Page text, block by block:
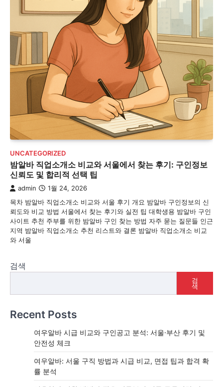
UNCATEGORIZED
밤알바 직업소개소 비교와 서울에서 찾는 후기: 구인정보
신뢰도 및 합리적 선택 팁
admin 1월 24, 2026
목차 밤알바 직업소개소 비교와 서울 후기 개요 밤알바 구인정보의 신
뢰도와 비교 방법 서울에서 찾는 후기와 실전 팁 대학생용 밤알바 구인
사이트 추천 주부를 위한 밤알바 구인 찾는 방법 자주 묻는 질문들 인근
지역 밤알바 직업소개소 추천 리스트와 결론 밤알바 직업소개소 비교
와 서울
검색
검
색
Recent Posts
여우알바 시급 비교와 구인공고 분석: 서울·부산 후기 및
안전성 체크
여우알바: 서울 구직 방법과 시급 비교, 면접 팁과 합격 확
률 분석